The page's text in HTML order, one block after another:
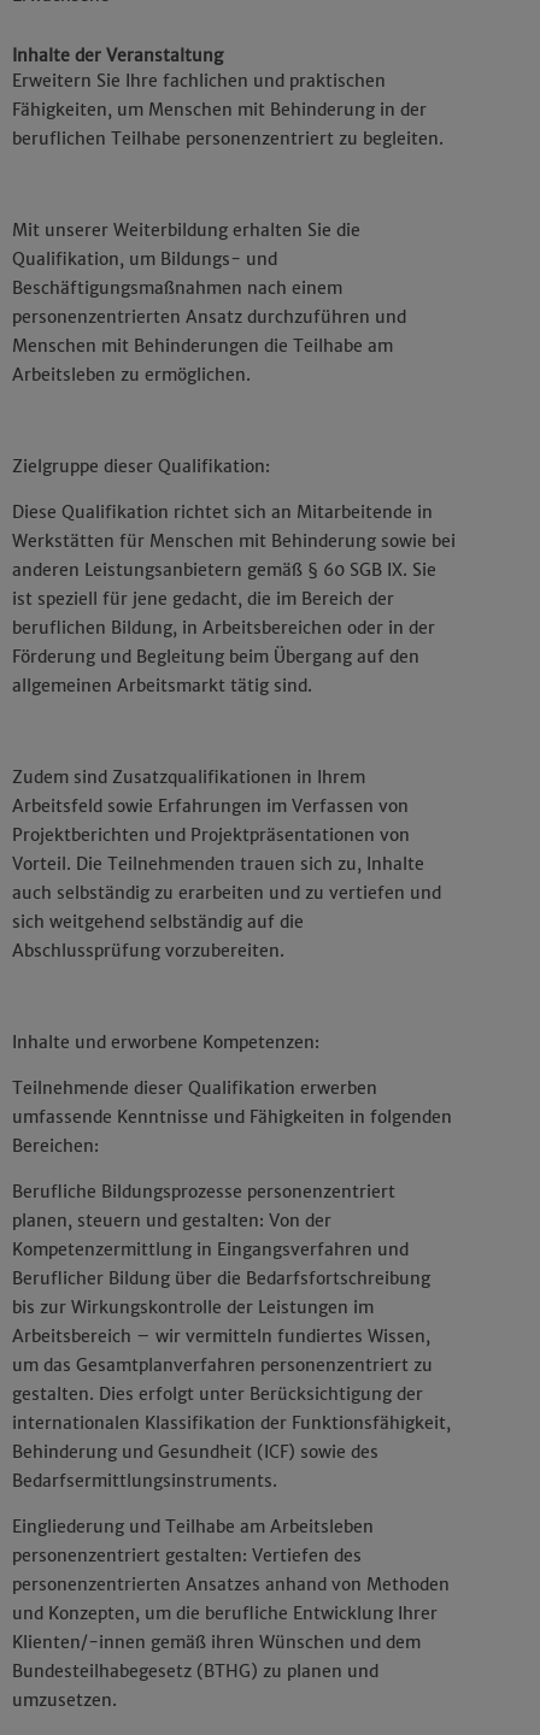
Inhalte der Veranstaltung
Erweitern Sie Ihre fachlichen und praktischen
Fähigkeiten, um Menschen mit Behinderung in der
beruflichen Teilhabe personenzentriert zu begleiten.
Mit unserer Weiterbildung erhalten Sie die
Qualifikation, um Bildungs- und
Beschäftigungsmaßnahmen nach einem
personenzentrierten Ansatz durchzuführen und
Menschen mit Behinderungen die Teilhabe am
Arbeitsleben zu ermöglichen.
Zielgruppe dieser Qualifikation:
Diese Qualifikation richtet sich an Mitarbeitende in
Werkstätten für Menschen mit Behinderung sowie bei
anderen Leistungsanbietern gemäß § 60 SGB IX. Sie
ist speziell für jene gedacht, die im Bereich der
beruflichen Bildung, in Arbeitsbereichen oder in der
Förderung und Begleitung beim Übergang auf den
allgemeinen Arbeitsmarkt tätig sind.
Zudem sind Zusatzqualifikationen in Ihrem
Arbeitsfeld sowie Erfahrungen im Verfassen von
Projektberichten und Projektpräsentationen von
Vorteil. Die Teilnehmenden trauen sich zu, Inhalte
auch selbständig zu erarbeiten und zu vertiefen und
sich weitgehend selbständig auf die
Abschlussprüfung vorzubereiten.
Inhalte und erworbene Kompetenzen:
Teilnehmende dieser Qualifikation erwerben
umfassende Kenntnisse und Fähigkeiten in folgenden
Bereichen:
Berufliche Bildungsprozesse personenzentriert
planen, steuern und gestalten: Von der
Kompetenzermittlung in Eingangsverfahren und
Beruflicher Bildung über die Bedarfsfortschreibung
bis zur Wirkungskontrolle der Leistungen im
Arbeitsbereich – wir vermitteln fundiertes Wissen,
um das Gesamtplanverfahren personenzentriert zu
gestalten. Dies erfolgt unter Berücksichtigung der
internationalen Klassifikation der Funktionsfähigkeit,
Behinderung und Gesundheit (ICF) sowie des
Bedarfsermittlungsinstruments.
Eingliederung und Teilhabe am Arbeitsleben
personenzentriert gestalten: Vertiefen des
personenzentrierten Ansatzes anhand von Methoden
und Konzepten, um die berufliche Entwicklung Ihrer
Klienten/-innen gemäß ihren Wünschen und dem
Bundesteilhabegesetz (BTHG) zu planen und
umzusetzen.